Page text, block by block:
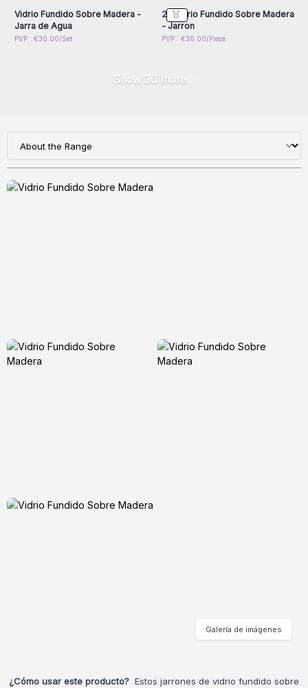
Vidrio Fundido Sobre Madera -
Jarra de Agua
PVP : €30.00/Set
2x Vidrio Fundido Sobre Madera
- Jarron
PVP : €36.00/Piece
Show 30 more
¿Cómo usar este producto? Estos jarrones de vidrio fundido sobre
Galería de imágenes